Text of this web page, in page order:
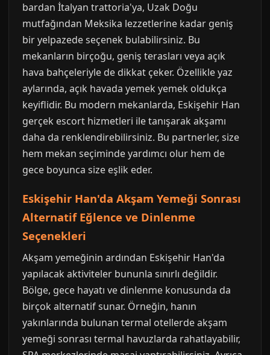
bardan İtalyan trattoria'ya, Uzak Doğu
mutfağından Meksika lezzetlerine kadar geniş
bir yelpazede seçenek bulabilirsiniz. Bu
mekanların birçoğu, geniş terasları veya açık
hava bahçeleriyle de dikkat çeker. Özellikle yaz
aylarında, açık havada yemek yemek oldukça
keyiflidir. Bu modern mekanlarda, Eskişehir Han
gerçek escort hizmetleri ile tanışarak akşamı
daha da renklendirebilirsiniz. Bu partnerler, size
hem mekan seçiminde yardımcı olur hem de
gece boyunca size eşlik eder.
Eskişehir Han'da Akşam Yemeği Sonrası
Alternatif Eğlence ve Dinlenme
Seçenekleri
Akşam yemeğinin ardından Eskişehir Han'da
yapılacak aktiviteler bununla sınırlı değildir.
Bölge, gece hayatı ve dinlenme konusunda da
birçok alternatif sunar. Örneğin, hanın
yakınlarında bulunan termal otellerde akşam
yemeği sonrası termal havuzlarda rahatlayabilir,